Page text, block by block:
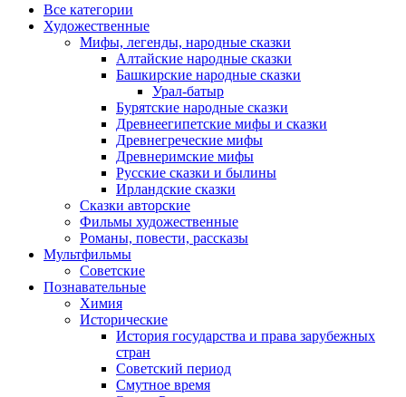
Все категории
Художественные
Мифы, легенды, народные сказки
Алтайские народные сказки
Башкирские народные сказки
Урал-батыр
Бурятские народные сказки
Древнеегипетские мифы и сказки
Древнегреческие мифы
Древнеримские мифы
Русские сказки и былины
Ирландские сказки
Сказки авторские
Фильмы художественные
Романы, повести, рассказы
Мультфильмы
Советские
Познавательные
Химия
Исторические
История государства и права зарубежных
стран
Советский период
Смутное время